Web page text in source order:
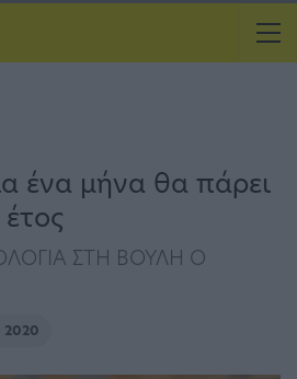
ένα μήνα θα πάρει
ΣΤΗ ΒΟΥΛΗ Ο
2020